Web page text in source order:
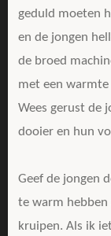
geduld moeten
en de jongen
de broed
met een
Wees gerust de
dooier en hun
Geef de jongen
te warm hebben
kruipen. Als ik